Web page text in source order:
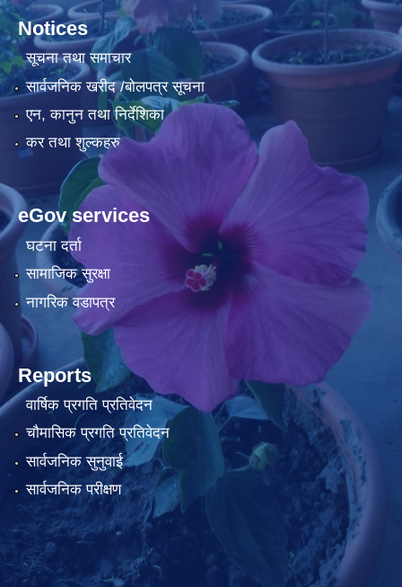
Notices
सूचना तथा समाचार
सार्वजनिक खरीद /बोलपत्र सूचना
एन, कानुन तथा निर्देशिका
कर तथा शुल्कहरु
eGov services
घटना दर्ता
सामाजिक सुरक्षा
नागरिक वडापत्र
Reports
वार्षिक प्रगति प्रतिवेदन
चौमासिक प्रगति प्रतिवेदन
सार्वजनिक सुनुवाई
सार्वजनिक परीक्षण